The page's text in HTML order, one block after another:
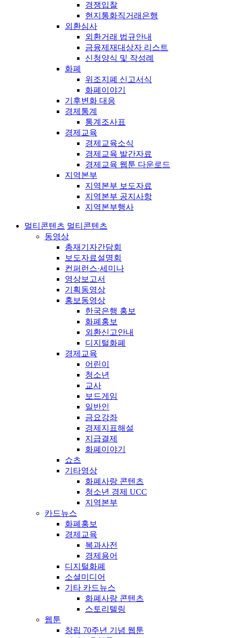
경쟁입찰
현지통화직거래은행
외환심사
외환거래 법규안내
금융제재대상자 리스트
신청양식 및 작성례
화폐
위조지폐 신고서식
화폐이야기
기후변화 대응
경제통계
통계조사표
경제교육
경제교육소식
경제교육 발간자료
경제교육 웹툰 다운로드
지역본부
지역본부 보도자료
지역본부 공지사항
지역본부행사
멀티콘텐츠 멀티콘텐츠
동영상
총재기자간담회
보도자료설명회
컨퍼런스·세미나
영상보고서
기획동영상
홍보동영상
한국은행 홍보
화폐홍보
외환신고안내
디지털화폐
경제교육
어린이
청소년
교사
보드게임
일반인
금요강좌
경제지표해설
지급결제
화폐이야기
쇼츠
기타영상
화폐사랑 콘텐츠
청소년 경제 UCC
지역본부
카드뉴스
화폐홍보
경제교육
복과사전
경제용어
디지털화폐
소셜미디어
기타 카드뉴스
화폐사랑 콘텐츠
스토리텔링
웹툰
창립 70주년 기념 웹툰